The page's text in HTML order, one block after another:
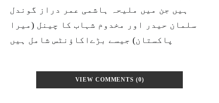
ہیں جن میں ملیحہ ہاشمی عمر دراز گوندل
سلمان حیدر اور مخدوم شہاب کا چینل (میرا
پاکستان) جیسے بڑےاکاؤنٹس شامل ہیں
VIEW COMMENTS (0)